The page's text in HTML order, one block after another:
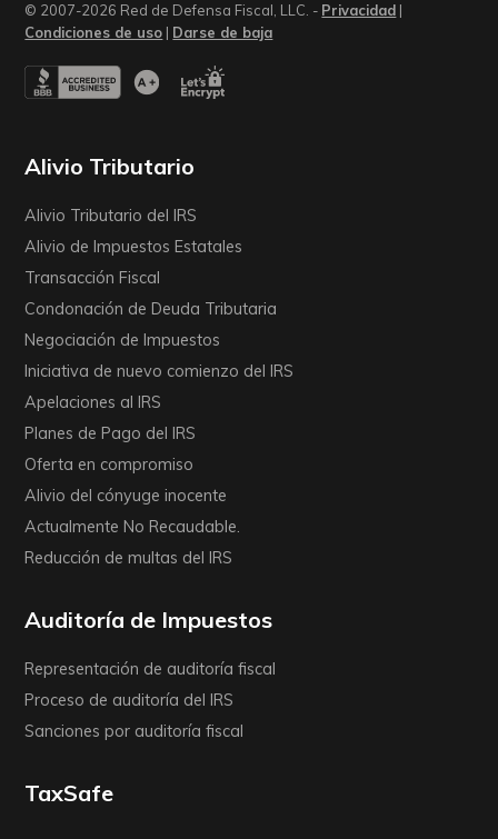
© 2007-2026 Red de Defensa Fiscal, LLC. - Privacidad |
Condiciones de uso | Darse de baja
Alivio Tributario
Alivio Tributario del IRS
Alivio de Impuestos Estatales
Transacción Fiscal
Condonación de Deuda Tributaria
Negociación de Impuestos
Iniciativa de nuevo comienzo del IRS
Apelaciones al IRS
Planes de Pago del IRS
Oferta en compromiso
Alivio del cónyuge inocente
Actualmente No Recaudable.
Reducción de multas del IRS
Auditoría de Impuestos
Representación de auditoría fiscal
Proceso de auditoría del IRS
Sanciones por auditoría fiscal
TaxSafe